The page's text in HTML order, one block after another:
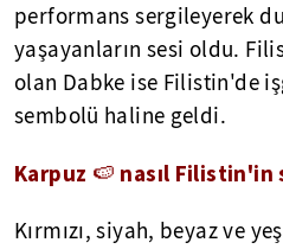
performans sergileyerek
yaşayanların sesi oldu.
olan Dabke ise Filistin'de
sembolü haline geldi.
Karpuz 🍉 nasıl Filistin'in
Kırmızı, siyah, beyaz ve